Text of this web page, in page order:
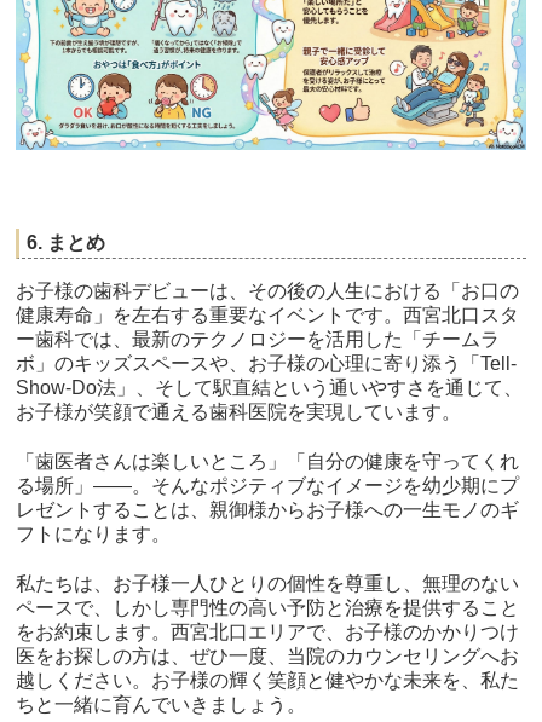
6. まとめ
お子様の歯科デビューは、その後の人生における「お口の
健康寿命」を左右する重要なイベントです。西宮北口スタ
ー歯科では、最新のテクノロジーを活用した「チームラ
ボ」のキッズスペースや、お子様の心理に寄り添う「Tell-
Show-Do法」、そして駅直結という通いやすさを通じて、
お子様が笑顔で通える歯科医院を実現しています。
「歯医者さんは楽しいところ」「自分の健康を守ってくれ
る場所」——。そんなポジティブなイメージを幼少期にプ
レゼントすることは、親御様からお子様への一生モノのギ
フトになります。
私たちは、お子様一人ひとりの個性を尊重し、無理のない
ペースで、しかし専門性の高い予防と治療を提供すること
をお約束します。西宮北口エリアで、お子様のかかりつけ
医をお探しの方は、ぜひ一度、当院のカウンセリングへお
越しください。お子様の輝く笑顔と健やかな未来を、私た
ちと一緒に育んでいきましょう。